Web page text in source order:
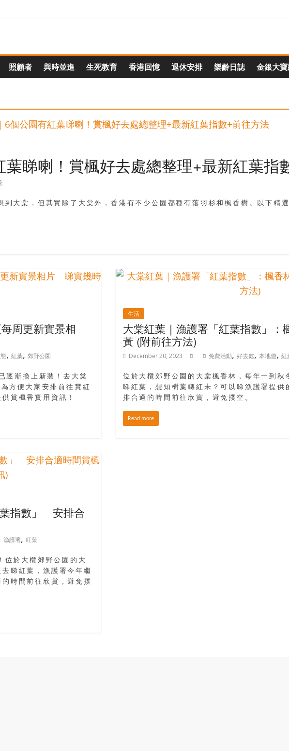
照顧者 與時並進 生死教育 香港回憶 退休安排 樂齡日誌 金銀大
睇喇！賞楓好去處總整理+最新紅葉指
大棠，但其實除了大棠外，香港有不少公園都種有落羽杉和楓香樹。以下精
周更新實景相
, 紅葉, 郊野公園
逐漸換上新裝！去大棠
方便大家安排前往賞紅
賞楓香實用資訊！
生活
大棠紅葉｜漁護署「紅葉指數」：
黃 (附前往方法)
December 20, 2023 免費活動, 好去處, 本地遊, 紅
位於大欖郊野公園的大棠楓香林，每年一到秋
睇紅葉，想知樹葉轉紅未？可以睇漁護署提供
排合適的時間前往欣賞，避免撲空。
Read more
葉指數」 安排合
漁護署, 紅葉
位於大欖郊野公園的大
睇紅葉，漁護署今年繼
時間前往欣賞，避免撲